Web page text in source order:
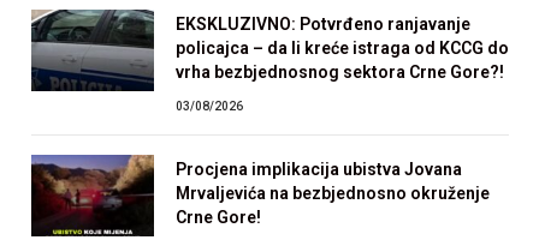
EKSKLUZIVNO: Potvrđeno ranjavanje
policajca – da li kreće istraga od KCCG do
vrha bezbjednosnog sektora Crne Gore?!
03/08/2026
Procjena implikacija ubistva Jovana
Mrvaljevića na bezbjednosno okruženje
Crne Gore!